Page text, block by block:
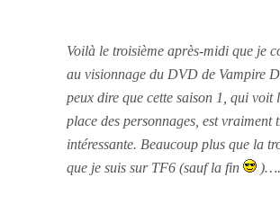
Voilà le troisième après-midi que je
au visionnage du DVD de Vampire
peux dire que cette saison 1, qui voit
place des personnages, est vraiment
intéressante. Beaucoup plus que la
que je suis sur TF6 (sauf la fin
)….